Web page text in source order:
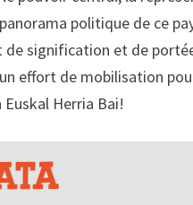
politique de ce
signification et de
effort de mobilisation
Herria Bai!